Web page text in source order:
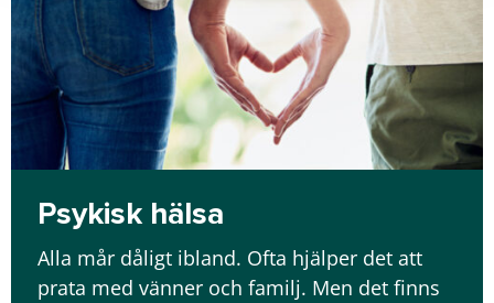
Psykisk hälsa
Alla mår dåligt ibland. Ofta hjälper det att
prata med vänner och familj. Men det finns